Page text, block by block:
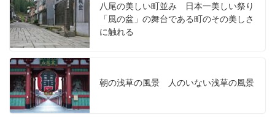
八尾の美しい町並み 日本一美しい祭り
「風の盆」の舞台である町のその美しさ
に触れる
朝の浅草の風景 人のいない浅草の風景